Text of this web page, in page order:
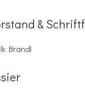
&
Brandl